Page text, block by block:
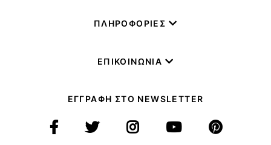
ΠΛΗΡΟΦΟΡΙΕΣ
ΕΠΙΚΟΙΝΩΝΙΑ
ΕΓΓΡΑΦΗ ΣΤΟ NEWSLETTER